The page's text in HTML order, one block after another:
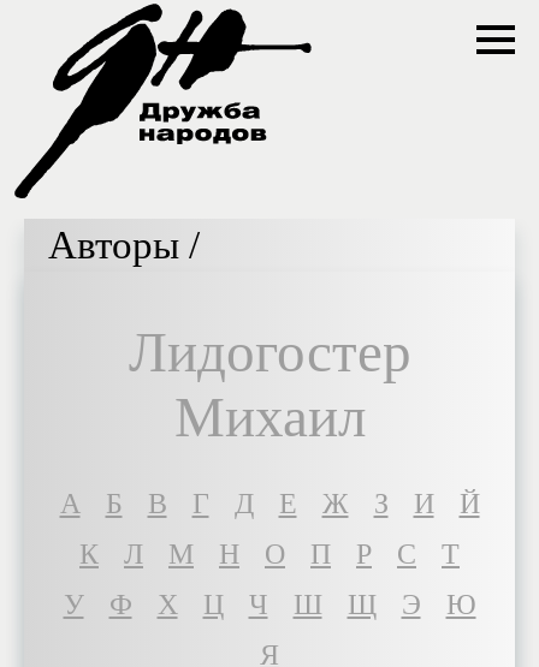
Авторы /
Лидогостер
Михаил
A Б В Г Д Е Ж З И
Й
К
Л М Н О П Р С
Т
У
Ф Х Ц Ч Ш Щ Э
Ю
Я